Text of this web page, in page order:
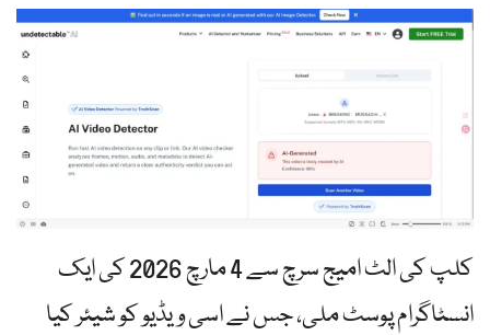
کلپ کی الٹ امیج سرچ سے 4 مارچ 2026 کی ایک
انسٹاگرام پوسٹ ملی، جس نے اسی ویڈیو کو شیئر کیا